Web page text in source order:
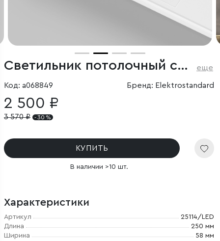
Светильник потолочный светодиодный Tend 9W 4000K белый еще
Код: a068849 Бренд: Elektrostandard
2 500 ₽
3 570₽ - 30 %
КУПИТЬ
В наличии >10 шт.
Характеристики
Артикул
25114/LED
Длина
250 мм
Ширина
58 мм